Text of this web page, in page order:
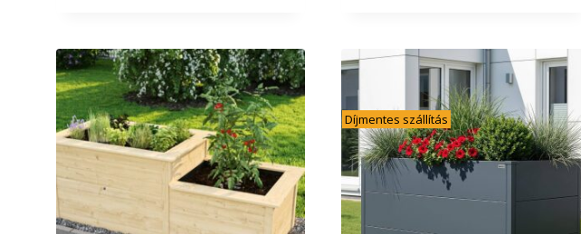
terméknek
több
variációja
van.
A
változatok
a
termékoldalon
terméknek
variációja
van.
A
változatok
termékoldalon
Díjmentes szállítás